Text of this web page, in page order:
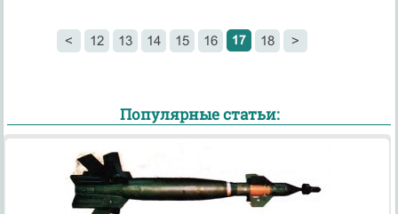
< 12 13 14 15 16 17 18 >
Популярные статьи: